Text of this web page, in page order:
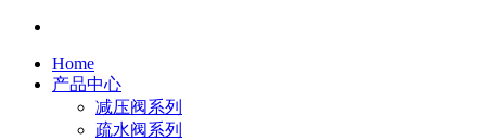
Home
产品中心
减压阀系列
疏水阀系列